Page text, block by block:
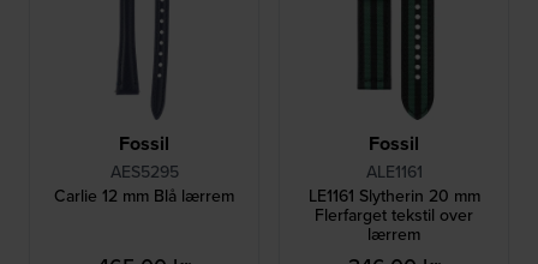
Fossil
AES5295
Carlie 12 mm Blå lærrem
Fossil
ALE1161
LE1161 Slytherin 20 mm
Flerfarget tekstil over
lærrem